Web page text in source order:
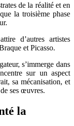
de la réalité et en
la troisième phase
d’autres artistes
et Picasso.
s’immerge dans
sur un aspect
sa mécanisation, et
ses œuvres.
la